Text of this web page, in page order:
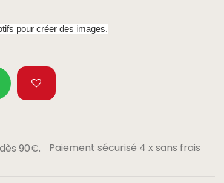
pour créer des images.
Paiement sécurisé 4 x sans frais